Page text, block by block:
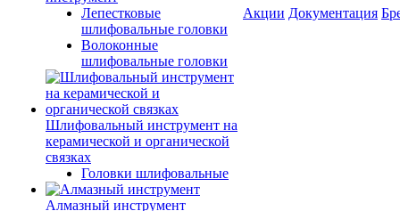
Лепестковые
шлифовальные головки
Волоконные
шлифовальные головки
Шлифовальный инструмент на
керамической и органической
связках
Головки шлифовальные
Алмазный инструмент
Акции Документация